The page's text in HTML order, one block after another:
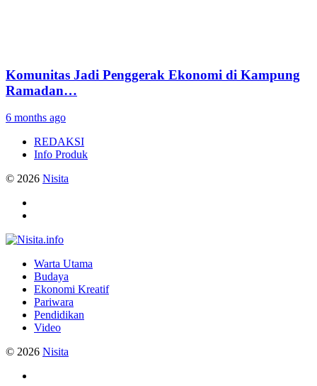
Komunitas Jadi Penggerak Ekonomi di Kampung
Ramadan…
6 months ago
REDAKSI
Info Produk
© 2026 Nisita
Warta Utama
Budaya
Ekonomi Kreatif
Pariwara
Pendidikan
Video
© 2026 Nisita